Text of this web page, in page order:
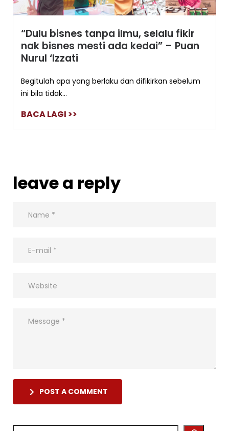
“Dulu bisnes tanpa ilmu, selalu fikir
nak bisnes mesti ada kedai” – Puan
Nurul ‘Izzati
Begitulah apa yang berlaku dan difikirkan sebelum
ini bila tidak...
BACA LAGI >>
leave a reply
POST A COMMENT